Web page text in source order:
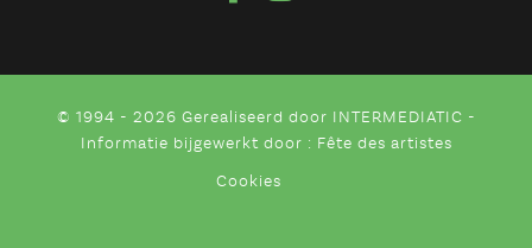
© 1994 - 2026 Gerealiseerd door INTERMEDIATIC -
Informatie bijgewerkt door : Fête des artistes
Cookies